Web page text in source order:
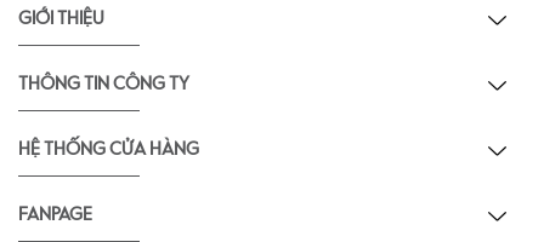
GIỚI THIỆU
THÔNG TIN CÔNG TY
HỆ THỐNG CỬA HÀNG
FANPAGE